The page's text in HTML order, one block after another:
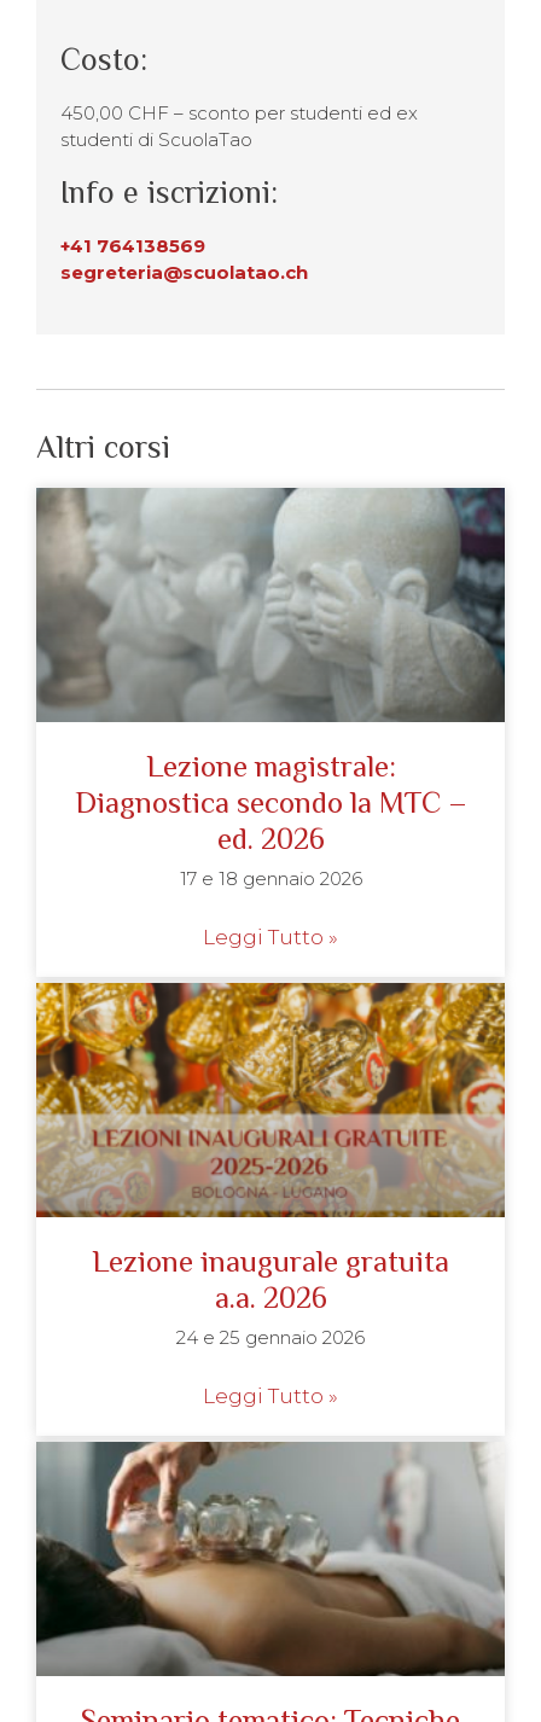
Costo:
450,00 CHF – sconto per studenti ed ex
studenti di ScuolaTao
Info e iscrizioni:
+41 764138569
segreteria@scuolatao.ch
Altri corsi
Lezione magistrale:
Diagnostica secondo la MTC –
ed. 2026
17 e 18 gennaio 2026
Leggi Tutto »
Lezione inaugurale gratuita
a.a. 2026
24 e 25 gennaio 2026
Leggi Tutto »